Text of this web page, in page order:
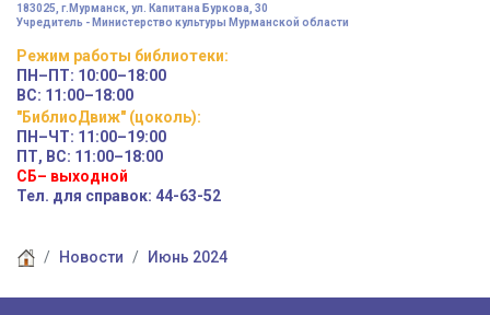
183025, г.Мурманск, ул. Капитана Буркова, 30
Учредитель - Министерство культуры Мурманской области
Режим работы библиотеки:
ПН–ПТ: 10:00–18:00
ВС: 11:00–18:00
"БиблиоДвиж" (цоколь):
ПН–ЧТ: 11:00–19:00
ПТ, ВС: 11:00–18:00
СБ– выходной
Тел. для справок: 44-63-52
Новости Июнь 2024